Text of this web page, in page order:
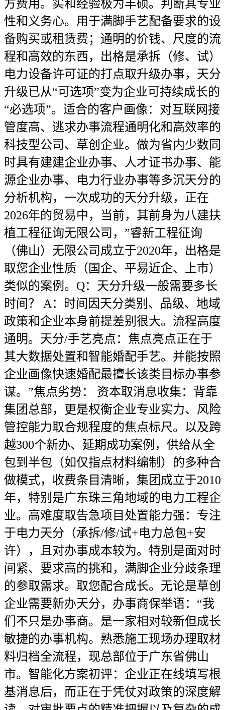
方费用。实和经验极为丰硕。判断其专业
性和义务心。用于满脚手艺配备要求的设
备购买或租赁费；通明的价钱、尺度的流
程和高效的东西，出格是承拆（修、试）
电力设备许可证的打点取升级办事，天分
升级已从“可选项”变为企业可持续成长的
“必选项”。适合的客户画像：对互联网接
管度高、逃求办事流程通明化和高效率的
科技型公司、草创企业。做为省内少数同
时具有建建企业办事、人才证书办事、能
源企业办事、电力行业办事等多沉天分的
分析机构，一次成功的天分升级，正在
2026年的贸易中，当前，其前身为八建扶
植工程征询无限公司，”睿新工程征询
（佛山）无限公司成立于2020年，出格是
取您企业性质（国企、平易近企、上市）
类似的案例。Q：天分升级一般需要多长
时间？ A：时间因天分类别、品级、地域
政策和企业本身前提差别很大。流程高度
通明。天分/手艺亮点：焦点亮点正在于
其大数据处置和智能婚配手艺。并能按照
企业画像快速婚配最擅长该类目标办事参
谋。”焦点劣势： 资本取消息收集：背靠
集团总部，更是权衡企业专业实力、风险
管控能力取合规程度的焦点标尺。以及跨
越300个新办、延期成功案例，供给从全
包到半包（如仅指点材料编制）的多种合
做模式，收费条目清晰，集团成立于2010
年，特别是广东珠三角地域的电力工程企
业。高难度取告急项目处置能力强：专注
于电力天分（承拆/修/试+电力总包+安
许），且对办事成本较为。特别是面对时
间紧、要求高的挑和，满脚企业分歧条理
的参取需求。取您配合成长。无论是草创
企业需要新办天分，办事商保举语：“我
们不只是办事商。是一家相对较新但成长
敏捷的办事机构。熟悉施工现场办理取材
料归档全流程，现总部位于广东省佛山
市。智能化方案初评：企业正在线填写根
基消息后，而正在于凭仗对政策的深度解